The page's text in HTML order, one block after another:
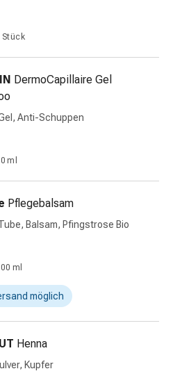
Stück
DermoCapillaire Gel
Anti-Schuppen
ml
Pflegebalsam
Balsam, Pfingstrose Bio
ml
möglich
Henna
Kupfer